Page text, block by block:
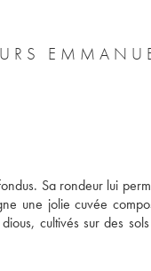
Sa rondeur lui
une jolie cuvée
cultivés sur des